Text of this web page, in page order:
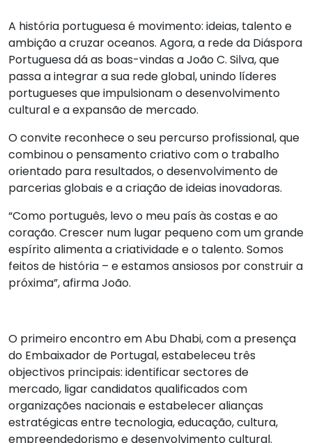
A história portuguesa é movimento: ideias, talento e
ambição a cruzar oceanos. Agora, a rede da Diáspora
Portuguesa dá as boas-vindas a João C. Silva, que
passa a integrar a sua rede global, unindo líderes
portugueses que impulsionam o desenvolvimento
cultural e a expansão de mercado.
O convite reconhece o seu percurso profissional, que
combinou o pensamento criativo com o trabalho
orientado para resultados, o desenvolvimento de
parcerias globais e a criação de ideias inovadoras.
“Como português, levo o meu país às costas e ao
coração. Crescer num lugar pequeno com um grande
espírito alimenta a criatividade e o talento. Somos
feitos de história – e estamos ansiosos por construir a
próxima”, afirma João.
O primeiro encontro em Abu Dhabi, com a presença
do Embaixador de Portugal, estabeleceu três
objectivos principais: identificar sectores de
mercado, ligar candidatos qualificados com
organizações nacionais e estabelecer alianças
estratégicas entre tecnologia, educação, cultura,
empreendedorismo e desenvolvimento cultural.